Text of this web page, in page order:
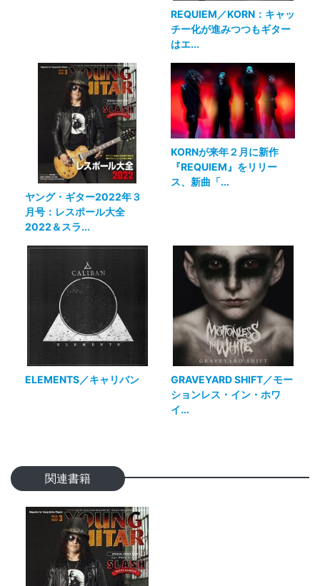
REQUIEM／KORN：キャッ
チー化が進みつつもギター
はエ...
ヤング・ギター2022年３
月号：レスポール大全
2022＆スラ...
KORNが来年２月に新作
『REQUIEM』をリリー
ス、新曲「...
ELEMENTS／キャリバン
GRAVEYARD SHIFT／モー
ションレス・イン・ホワ
イ...
関連書籍